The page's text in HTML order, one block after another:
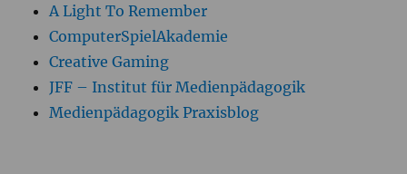
A Light To Remember
ComputerSpielAkademie
Creative Gaming
JFF – Institut für Medienpädagogik
Medienpädagogik Praxisblog